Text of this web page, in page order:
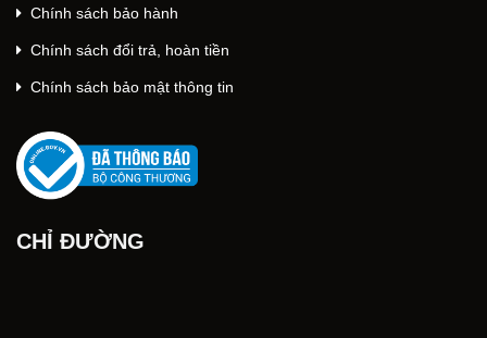
Chính sách bảo hành
Chính sách đổi trả, hoàn tiền
Chính sách bảo mật thông tin
CHỈ ĐƯỜNG